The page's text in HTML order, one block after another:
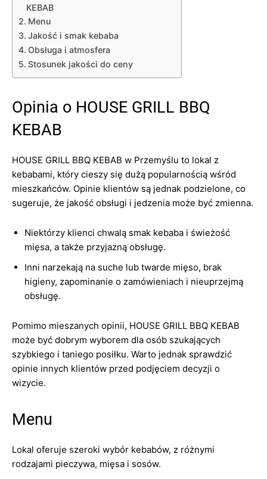
KEBAB
Menu
Jakość i smak kebaba
Obsługa i atmosfera
Stosunek jakości do ceny
Opinia o HOUSE GRILL BBQ
KEBAB
HOUSE GRILL BBQ KEBAB w Przemyślu to lokal z
kebabami, który cieszy się dużą popularnością wśród
mieszkańców. Opinie klientów są jednak podzielone, co
sugeruje, że jakość obsługi i jedzenia może być zmienna.
Niektórzy klienci chwalą smak kebaba i świeżość
mięsa, a także przyjazną obsługę.
Inni narzekają na suche lub twarde mięso, brak
higieny, zapominanie o zamówieniach i nieuprzejmą
obsługę.
Pomimo mieszanych opinii, HOUSE GRILL BBQ KEBAB
może być dobrym wyborem dla osób szukających
szybkiego i taniego posiłku. Warto jednak sprawdzić
opinie innych klientów przed podjęciem decyzji o
wizycie.
Menu
Lokal oferuje szeroki wybór kebabów, z różnymi
rodzajami pieczywa, mięsa i sosów.